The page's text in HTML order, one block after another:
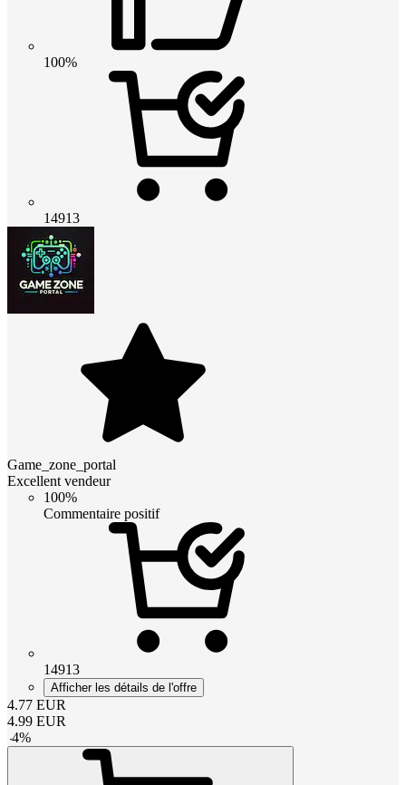
100%
14913
Game_zone_portal
Excellent vendeur
100%
Commentaire positif
14913
Afficher les détails de l'offre
4.77 EUR
4.99 EUR
-4%